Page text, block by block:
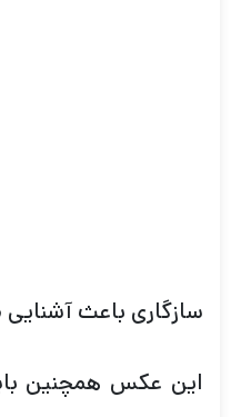
سازگاری باعث
این عکس همچنین